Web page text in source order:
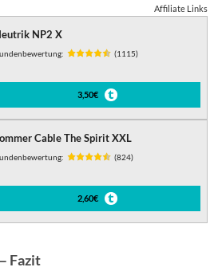
Affiliate Links
NP2 X
(1115)
3,50€
Cable The Spirit XXL
(824)
2,60€
Fazit